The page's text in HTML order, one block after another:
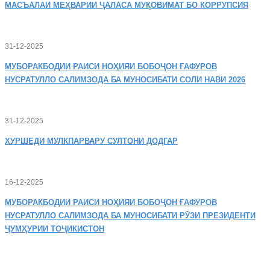
МАСЪАЛАИ МЕҲВАРИИ ҶАЛАСА МУҚОВИМАТ БО КОРРУПСИЯ
31-12-2025
МУБОРАКБОДИИ РАИСИ НОҲИЯИ БОБОҶОН ҒАФУРОВ
НУСРАТУЛЛО САЛИМЗОДА БА МУНОСИБАТИ СОЛИ НАВИ 2026
31-12-2025
ХУРШЕДИ МУЛКПАРВАРУ СУЛТОНИ ДОДГАР
16-12-2025
МУБОРАКБОДИИ РАИСИ НОҲИЯИ БОБОҶОН ҒАФУРОВ
НУСРАТУЛЛО САЛИМЗОДА БА МУНОСИБАТИ РӮЗИ ПРЕЗИДЕНТИ
ҶУМҲУРИИ ТОҶИКИСТОН